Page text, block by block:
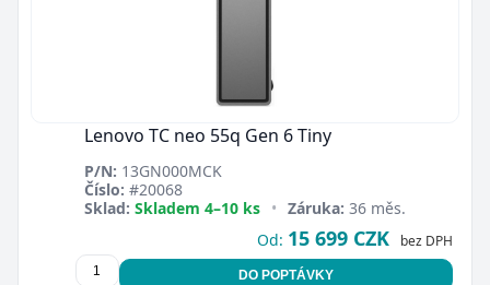
Lenovo TC neo 55q Gen 6 Tiny
P/N: 13GN000MCK
Číslo: #20068
Sklad: Skladem 4–10 ks • Záruka: 36 měs.
Od: 15 699 CZK bez DPH
DO POPTÁVKY